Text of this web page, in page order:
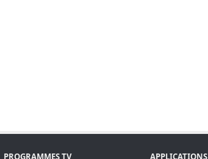
PROGRAMMES TV APPLICATIONS